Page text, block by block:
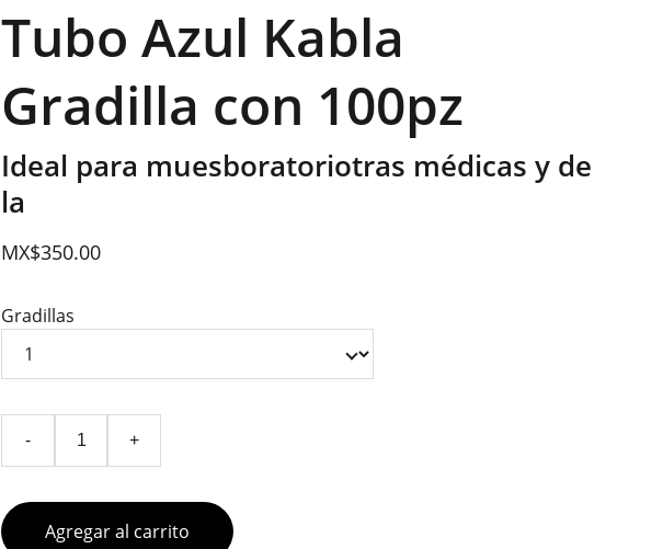
Tubo Azul Kabla
Gradilla con 100pz
Ideal para muesboratoriotras médicas y de
la
MX$350.00
Gradillas
- +
Agregar al carrito